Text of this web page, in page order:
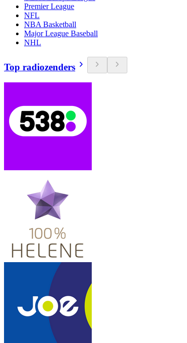
Premier League
NFL
NBA Basketball
Major League Baseball
NHL
Top radiozenders